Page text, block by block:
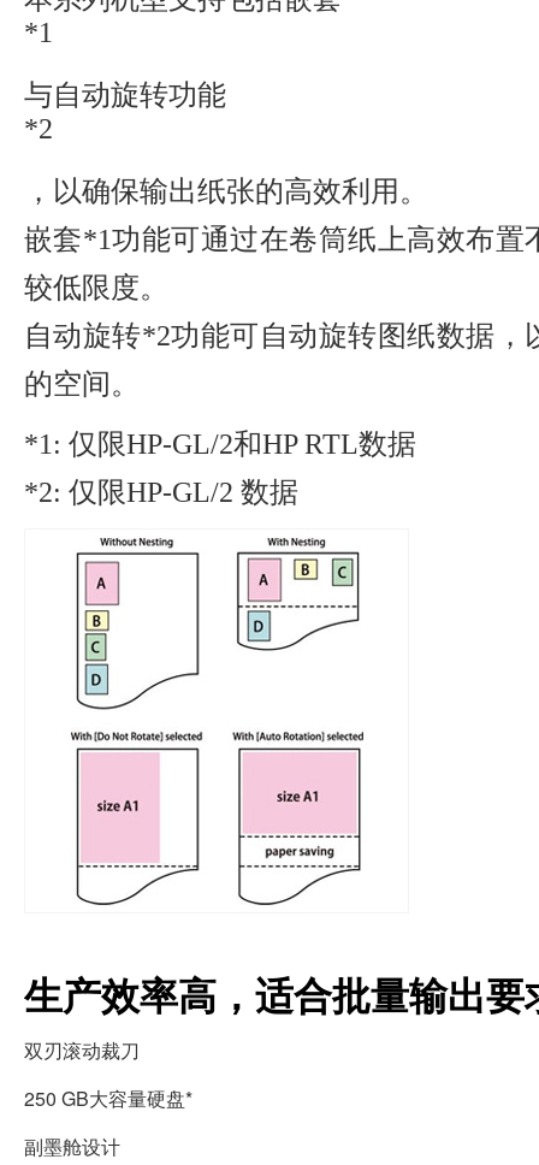
*1
与自动旋转功能
*2
，以确保输出纸张的高效利用。
嵌套*1功能可通过在卷筒纸上高效布
较低限度。
自动旋转*2功能可自动旋转图纸数据
的空间。
*1: 仅限HP-GL/2和HP RTL数据
*2: 仅限HP-GL/2 数据
生产效率高，适合批量输出要
双刃滚动裁刀
250 GB大容量硬盘*
副墨舱设计